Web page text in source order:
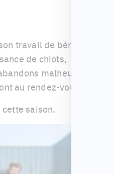
travail de bénévole à
de chiots,
malheureux et
au rendez-vous.
saison.